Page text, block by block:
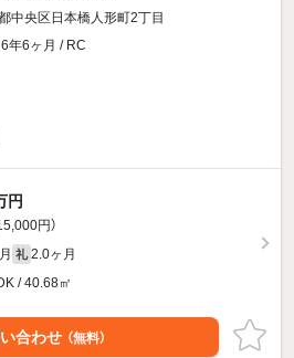
中央区日本橋人形町2丁目
年6ヶ月 / RC
円
円）
礼 2.0ヶ月
/ 40.68㎡
合わせ （無料）